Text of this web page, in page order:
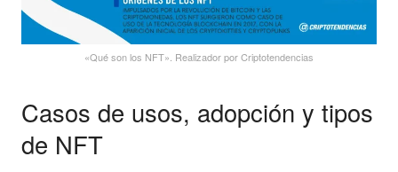
«Qué son los NFT». Realizador por Criptotendencias
Casos de usos, adopción y tipos
de NFT